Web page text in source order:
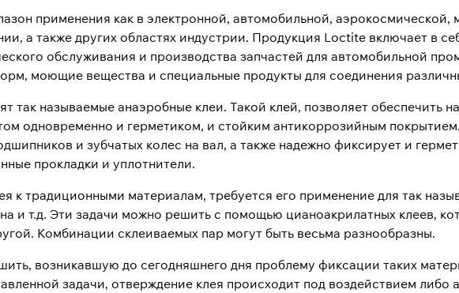
применения как в электронной, автомобильной, аэрокосмической,
а также других областях индустрии. Продукция Loctite включает в
обслуживания и производства запчастей для автомобильной
моющие вещества и специальные продукты для соединения
так называемые анаэробные клеи. Такой клей, позволяет обеспечить
одновременно и герметиком, и стойким антикоррозийным
и зубчатых колес на вал, а также надежно фиксирует и
прокладки и уплотнители.
к традиционными материалам, требуется его применение для так
и т.д. Эти задачи можно решить с помощью цианоакрилатных клеев,
Комбинации склеиваемых пар могут быть весьма разнообразны.
возникавшую до сегодняшнего дня проблему фиксации таких
задачи, отверждение клея происходит под воздействием либо